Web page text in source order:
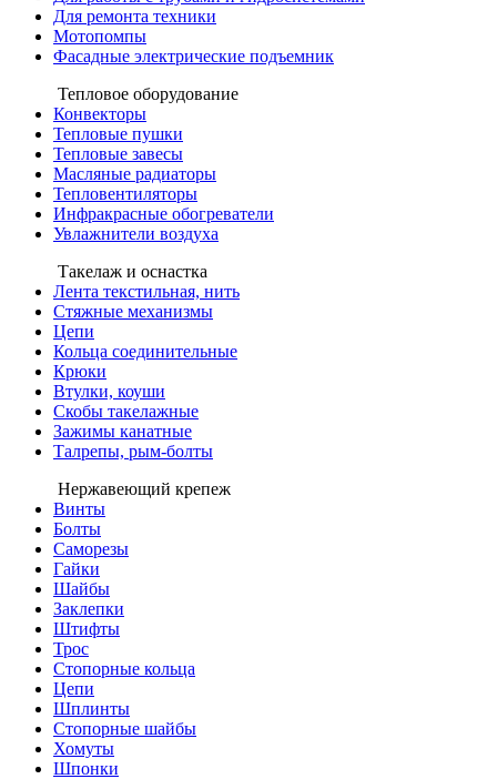
Для ремонта техники
Мотопомпы
Фасадные электрические подъемник
Тепловое оборудование
Конвекторы
Тепловые пушки
Тепловые завесы
Масляные радиаторы
Тепловентиляторы
Инфракрасные обогреватели
Увлажнители воздуха
Такелаж и оснастка
Лента текстильная, нить
Стяжные механизмы
Цепи
Кольца соединительные
Крюки
Втулки, коуши
Скобы такелажные
Зажимы канатные
Талрепы, рым-болты
Нержавеющий крепеж
Винты
Болты
Саморезы
Гайки
Шайбы
Заклепки
Штифты
Трос
Стопорные кольца
Цепи
Шплинты
Стопорные шайбы
Хомуты
Шпонки